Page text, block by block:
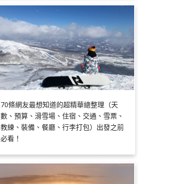
70條網友最想知道的超精華總整理（天
數、預算、滑雪場、住宿、交通、雪票、
教練、裝備、餐廳、行李打包）出發之前
必看！